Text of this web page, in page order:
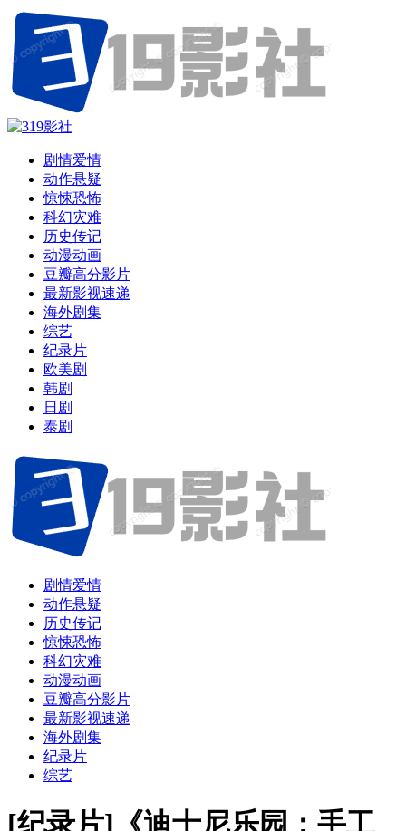
剧情爱情
动作悬疑
惊悚恐怖
科幻灾难
历史传记
动漫动画
豆瓣高分影片
最新影视速递
海外剧集
综艺
纪录片
欧美剧
韩剧
日剧
泰剧
剧情爱情
动作悬疑
历史传记
惊悚恐怖
科幻灾难
动漫动画
豆瓣高分影片
最新影视速递
海外剧集
纪录片
综艺
[纪录片]《迪士尼乐园：手工